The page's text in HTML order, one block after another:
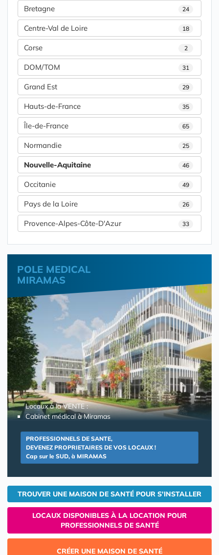
Bretagne 24
Centre-Val de Loire 18
Corse 2
DOM/TOM 31
Grand Est 29
Hauts-de-France 35
Île-de-France 65
Normandie 25
Nouvelle-Aquitaine 46
Occitanie 49
Pays de la Loire 26
Provence-Alpes-Côte-D'Azur 33
POLE MEDICAL
MIRAMAS
Locaux à la VENTE :
Cabinet médical à Miramas
PROFESSIONNELS DE SANTE,
DEVENEZ PROPRIETAIRES DE VOS LOCAUX !
Cap sur le SUD, à MIRAMAS
TROUVER UNE MAISON DE SANTÉ POUR S'INSTALLER
LOCAUX DISPONIBLES À LA LOCATION POUR
PROFESSIONNELS DE SANTÉ
CRÉER UNE MAISON DE SANTÉ